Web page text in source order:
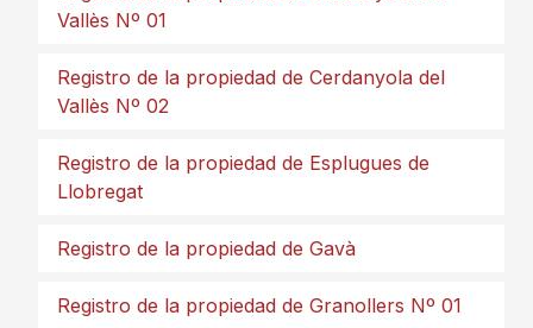
Vallès Nº 01
Registro de la propiedad de Cerdanyola del
Vallès Nº 02
Registro de la propiedad de Esplugues de
Llobregat
Registro de la propiedad de Gavà
Registro de la propiedad de Granollers Nº 01